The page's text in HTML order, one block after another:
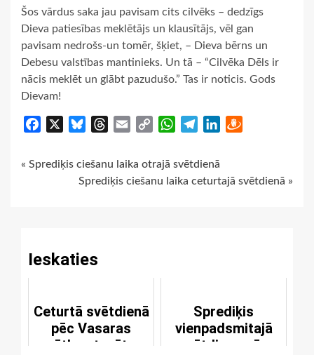
Šos vārdus saka jau pavisam cits cilvēks – dedzīgs
Dieva patiesības meklētājs un klausītājs, vēl gan
pavisam nedrošs-un tomēr, šķiet, – Dieva bērns un
Debesu valstības mantinieks. Un tā – “Cilvēka Dēls ir
nācis meklēt un glābt pazudušo.” Tas ir noticis. Gods
Dievam!
Facebook BlueskyThreads
Email
Copy
WhatsApp
TelegramLinkedIn
Continue
« Sprediķis ciešanu laika otrajā svētdienā
Sprediķis ciešanu laika ceturtajā svētdienā »
Ieskaties
Ceturtā svētdienā
pēc Vasaras
svētku atsvētes
Sprediķis
vienpadsmitajā
svētdiena pēc